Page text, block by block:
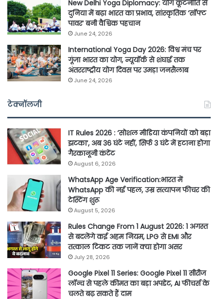
New Delhi Yoga Diplomacy: योग कूटनीति से
दुनिया में बढ़ा भारत का प्रभाव, सांस्कृतिक ‘सॉफ्ट
पावर’ बनी वैश्विक पहचान
June 24, 2026
International Yoga Day 2026: विश्व मंच पर
गूंजा भारत का योग, न्यूयॉर्क से शंघाई तक
अंतरराष्ट्रीय योग दिवस पर उमड़ा जनसैलाब
June 24, 2026
टेक्नॉलजी
IT Rules 2026 : ‘सोशल मीडिया कंपनियों को बड़ा
झटका’, अब 36 घंटे नहीं, सिर्फ 3 घंटे में हटाना होगा
गैरकानूनी कंटेंट
August 6, 2026
WhatsApp Age Verification:भारत में
WhatsApp की नई पहल, उम्र सत्यापन फीचर की
टेस्टिंग शुरू
August 5, 2026
Rules Change From 1 August 2026: 1 अगस्त
से बदलेंगे कई अहम नियम, LPG से EMI और
तत्काल टिकट तक जानें क्या होगा असर
July 28, 2026
Google Pixel 11 Series: Google Pixel 11 सीरीज
लॉन्च से पहले कीमत का बड़ा अपडेट, AI फीचर्स के
चलते बढ़ सकते हैं दाम